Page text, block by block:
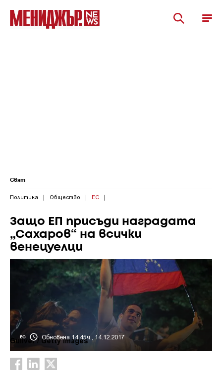
Свят
Политика | Общество | ЕС |
Защо ЕП присъди наградата
„Сахаров“ на всички
венецуелци
ЕС Обновена 14:45ч., 14.12.2017
Guliver / Getty Images